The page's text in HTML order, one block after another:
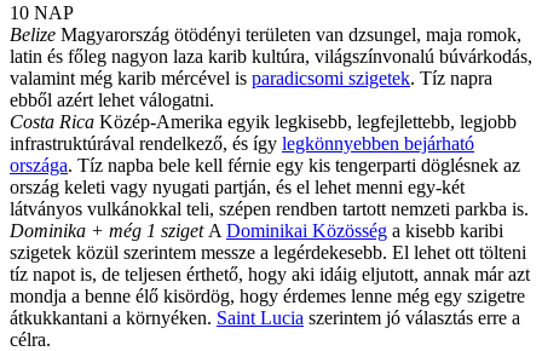
10 NAP
Belize Magyarország ötödényi területen van dzsungel, maja romok,
latin és főleg nagyon laza karib kultúra, világszínvonalú búvárkodás,
valamint még karib mércével is paradicsomi szigetek. Tíz napra
ebből azért lehet válogatni.
Costa Rica Közép-Amerika egyik legkisebb, legfejlettebb, legjobb
infrastruktúrával rendelkező, és így legkönnyebben bejárható
országa. Tíz napba bele kell férnie egy kis tengerparti döglésnek az
ország keleti vagy nyugati partján, és el lehet menni egy-két
látványos vulkánokkal teli, szépen rendben tartott nemzeti parkba is.
Dominika + még 1 sziget A Dominikai Közösség a kisebb karibi
szigetek közül szerintem messze a legérdekesebb. El lehet ott tölteni
tíz napot is, de teljesen érthető, hogy aki idáig eljutott, annak már azt
mondja a benne élő kisördög, hogy érdemes lenne még egy szigetre
átkukkantani a környéken. Saint Lucia szerintem jó választás erre a
célra.